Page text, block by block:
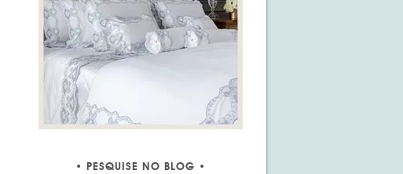
PESQUISE NO BLOG